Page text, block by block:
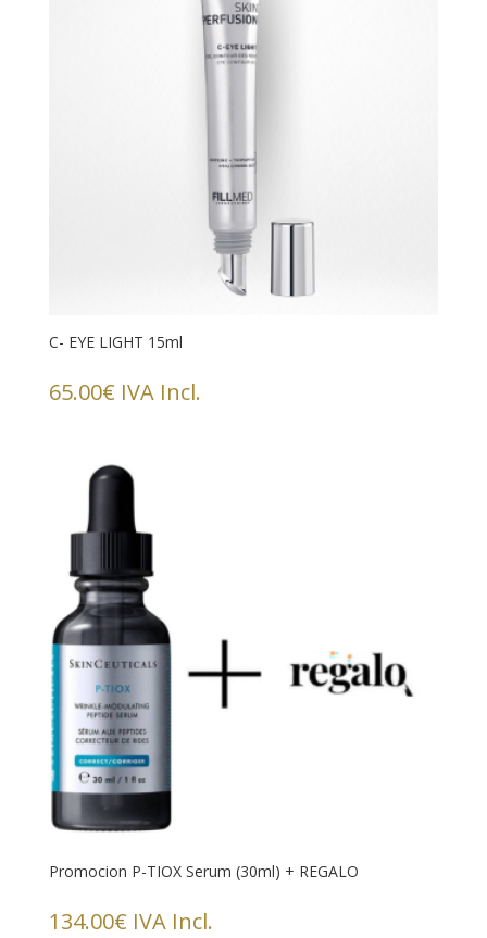
C- EYE LIGHT 15ml
65.00€ IVA Incl.
Promocion P-TIOX Serum (30ml) + REGALO
134.00€ IVA Incl.